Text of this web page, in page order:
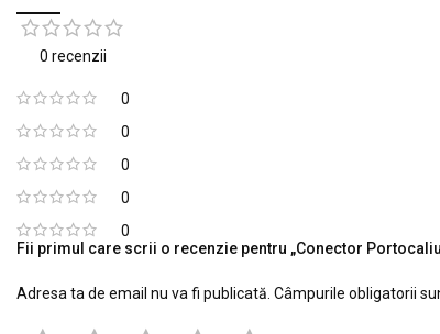
0 recenzii
0
0
0
0
0
Fii primul care scrii o recenzie pentru „Conector Portocaliu
Adresa ta de email nu va fi publicată. Câmpurile obligatorii